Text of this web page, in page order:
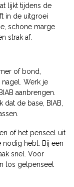
lijkt tijdens de
in de uitgroei
schone marge
strak af.
of bond,
Werk je
aanbrengen.
de base, BIAB,
of het penseel uit
nodig hebt. Bij een
snel. Voor
los gelpenseel